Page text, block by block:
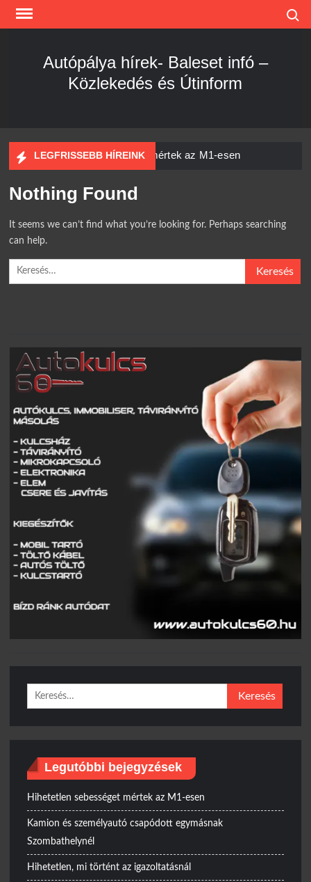
Skip
Autópálya hírek- Baleset infó –
Közlekedés és Útinform
LEGFRISSEBB HÍREINK
Hihetetlen sebességet mértek az M1-esen
Kamion és személyautó csapódott egymásnak
Szombathelynél
Hihetetlen, mi történt az igazoltatásnál
Teljes káosz az M1-esen
Súlyos baleset a 37-es főúton
kisteherautó
Burkolatjelfestési munkák kezdődnek
Toto ismét lecsapott az M1-esen
Döbbenetes manőver az M3-ason
Nothing Found
It seems we can’t find what you’re looking for. Perhaps searching
can help.
Keresés:
Keresés:
Legutóbbi bejegyzések
Hihetetlen sebességet mértek az M1-esen
Kamion és személyautó csapódott egymásnak
Szombathelynél
Hihetetlen, mi történt az igazoltatásnál